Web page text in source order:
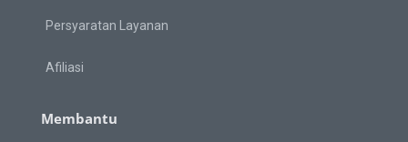
Persyaratan Layanan
Afiliasi
Membantu